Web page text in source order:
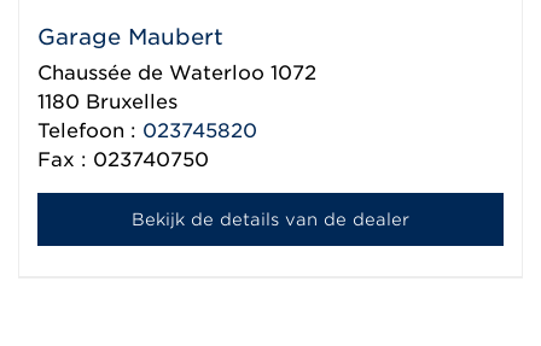
Garage Maubert
Chaussée de Waterloo 1072
1180 Bruxelles
Telefoon : 023745820
Fax : 023740750
Bekijk de details van de dealer